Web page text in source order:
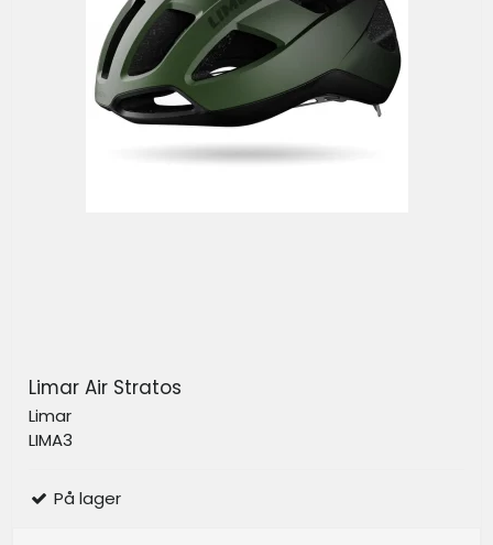
Limar Air Stratos
Limar
LIMA3
På lager